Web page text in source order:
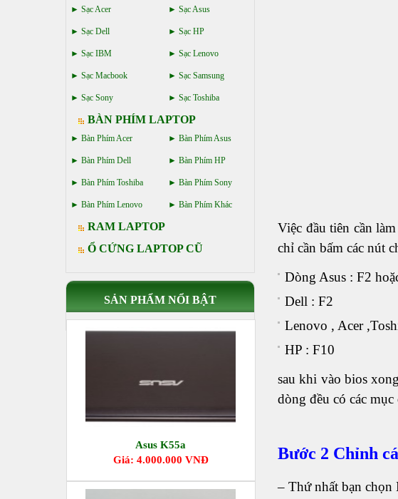
Việc đầu tiên cần
chỉ cần bấm các nút
Dòng Asus : F2
Dell : F2
Lenovo , Acer
HP : F10
sau khi vào bios
dòng đều có các
Bước 2 Chỉnh
– Thứ nhất bạn
Sạc Acer Sạc Asus
Sạc Dell Sạc HP
Sạc IBM Sạc Lenovo
Sạc Macbook Sạc Samsung
Sạc Sony Sạc Toshiba
BÀN PHÍM LAPTOP
Bàn Phím Acer Bàn Phím Asus
Bàn Phím Dell Bàn Phím HP
Bàn Phím Toshiba Bàn Phím Sony
Bàn Phím Lenovo Bàn Phím Khác
RAM LAPTOP
Ổ CỨNG LAPTOP CŨ
SẢN PHẨM NỔI BẬT
Asus K55a
Giá: 4.000.000 VNĐ